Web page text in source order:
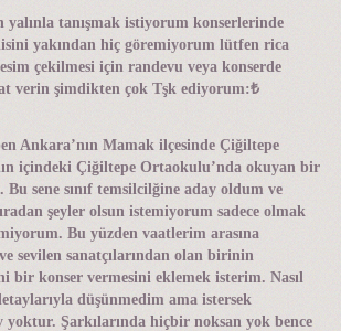
yalınla tanışmak istiyorum konserlerinde
yakından hiç göremiyorum lütfen rica
çekilmesi için randevu veya konserde
verin şimdikten çok Tşk ediyorum:₺
Ankara’nın Mamak ilçesinde Çiğiltepe
içindeki Çiğiltepe Ortaokulu’nda okuyan bir
Bu sene sınıf temsilcilğine aday oldum ve
şeyler olsun istemiyorum sadece olmak
Bu yüzden vaatlerim arasına
sevilen sanatçılarından olan birinin
bir konser vermesini eklemek isterim. Nasıl
düşünmedim ama istersek
yoktur. Şarkılarında hiçbir noksan yok bence